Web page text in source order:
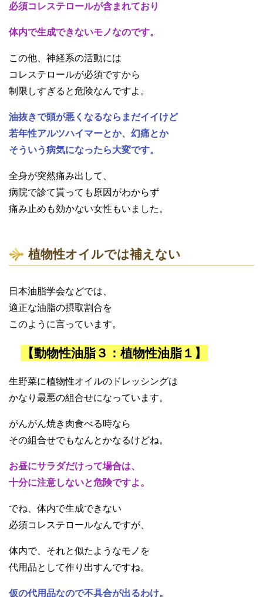
必須コレステロールが含まれており
体内で生成できないモノなのです。
この他、神経系の活動には
コレステロールが必須ですから
制限しすぎると危険なんですよ。
油抜きで頭が悪くなるならまだイイけど
若年性アルツハイマーとか、幻痛とか
そういう病気になったら大変です。
全身が突然痛み出して、
病院で診て貰っても原因がわからず
痛み止めも効かない女性もいました。
植物性オイルでは補えない
日本油脂学会などでは、
適正な油脂の摂取割合を
このように言っています。
【動物性油脂３：植物性油脂１】
生野菜に植物性オイルのドレッシングは
かなり最悪の組合せになっています。
がんがん焼き肉食べる時なら
その組合せでもなんとかなるけどね。
お昼にサラダだけって場合は、
十分に注意しないと危険ですよ。
でね、体内で生成できない
必須コレステロールなんですが、
体内で、それと似たようなモノを
代用品として作り出すんですね。
仮の代用品なので不具合が出るわけ。